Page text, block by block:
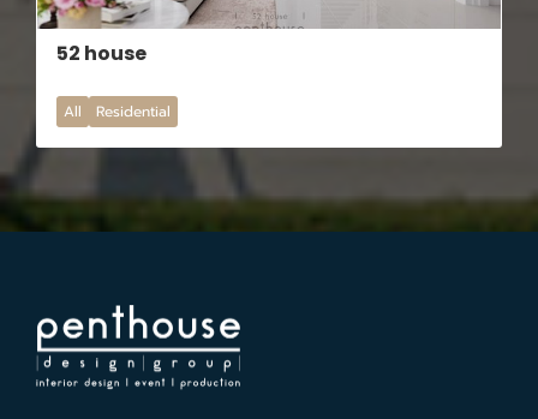
52 house
All Residential